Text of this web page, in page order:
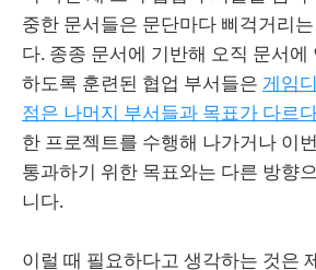
중한 문서들은 문단마다 삐걱거리
다. 종종 문서에 기반해 오직 문서에
하도록 훈련된 협업 부서들은 게임
점은 나머지 부서들과 목표가 다르
한 프로젝트를 수행해 나가거나 이
통과하기 위한 목표와는 다른 방향
니다.
이럴 때 필요하다고 생각하는 것은